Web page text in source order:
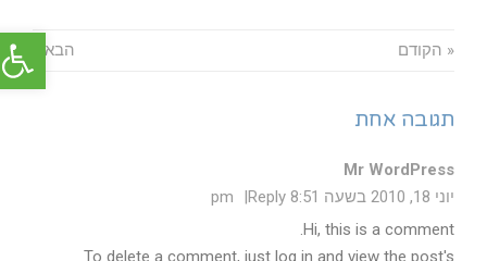
פתח « הקודם הבא »
תגובה אחת
Mr WordPress
יוני 18, 2010 בשעה 8:51 pm
Reply
Hi, this is a comment.
To delete a comment, just log in and view the post's